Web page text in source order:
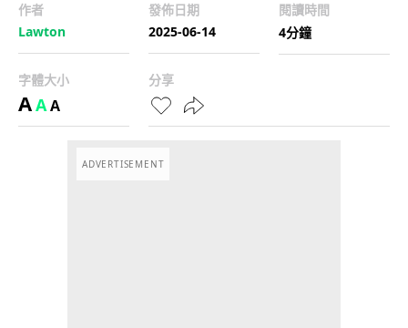
作者
Lawton
發佈日期
2025-06-14
閱讀時間
4分鐘
字體大小
AAA
分享
ADVERTISEMENT